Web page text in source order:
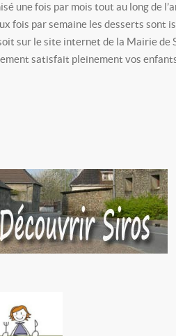
une fois par mois tout au long de
fois par semaine les desserts sont
sur le site internet de la Mairie de
satisfait pleinement vos